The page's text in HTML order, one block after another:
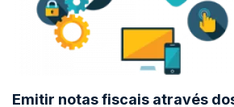
Emitir notas fiscais através